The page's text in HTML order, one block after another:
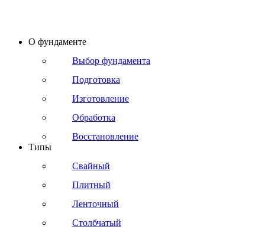
О фундаменте
Выбор фундамента
Подготовка
Изготовление
Обработка
Восстановление
Типы
Свайный
Плитный
Ленточный
Столбчатый